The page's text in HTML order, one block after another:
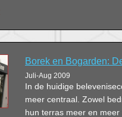
Borek en Bogarden:
Juli-Aug 2009
In de huidige
meer centraal. Zowel
hun terras meer en